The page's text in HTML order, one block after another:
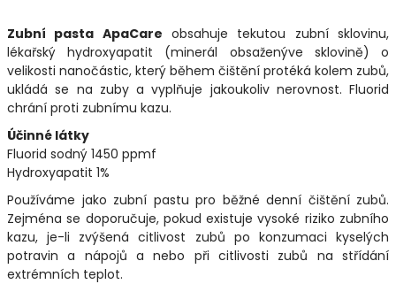
Zubní pasta ApaCare obsahuje tekutou zubní sklovinu,
lékařský hydroxyapatit (minerál obsaženýve sklovině) o
velikosti nanočástic, který během čištění protéká kolem zubů,
ukládá se na zuby a vyplňuje jakoukoliv nerovnost. Fluorid
chrání proti zubnímu kazu.
Účinné látky
Fluorid sodný 1450 ppmf
Hydroxyapatit 1%
Používáme jako zubní pastu pro běžné denní čištění zubů.
Zejména se doporučuje, pokud existuje vysoké riziko zubního
kazu, je-li zvýšená citlivost zubů po konzumaci kyselých
potravin a nápojů a nebo při citlivosti zubů na střídání
extrémních teplot.